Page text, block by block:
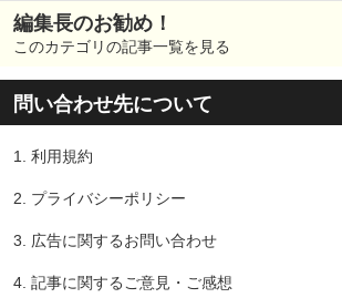
編集長のお勧め！
このカテゴリの記事一覧を見る
問い合わせ先について
1. 利用規約
2. プライバシーポリシー
3. 広告に関するお問い合わせ
4. 記事に関するご意見・ご感想